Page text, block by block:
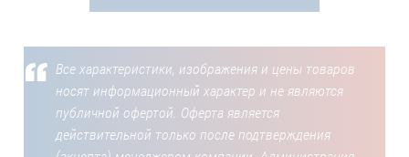
Все характеристики, изображения и цены товаров
носят информационный характер и не являются
публичной офертой. Оферта является
действительной только после подтверждения